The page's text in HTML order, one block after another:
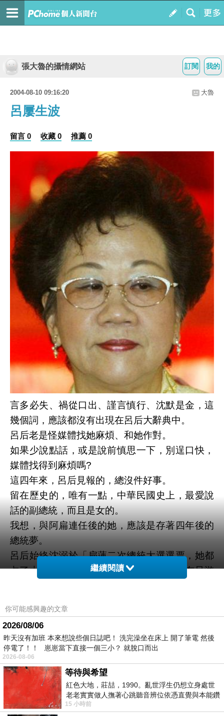
我的
訂閱
張大魯的攝情網站
2004-08-10 09:16:20 大魯
呂屢生波
留言 0 收藏 0 推薦 0
言多必失、禍從口出、謹言慎行、沈默是金，這
幾個詞，應該都沒有出現在呂后大辭典中。
呂后老是怪媒體找她麻煩、和她作對。
如果少說點話，或是說前慎思一下，別逞口快，
媒體找得到麻煩嗎?
這四年來，呂后見報的，總沒件好事。
留在歷史的，唯有一點，中華民國史上，最愛說
話的副總統，而且是女的。
我想，與阿扁連任後的她，應該是存著四年後的
總統夢。
呂后始終沈溺於「扁蓮二次總統大選選票，她都
占了大功勞」。難道她不知扁蓮的民調，在呂游
看到她最近的言談和態度，我只能慶幸，阿扁不
用再選2008了。
學著緊閉嘴巴，是她最學不來的事。
想當總統? 看看許信良吧。
繼續閱讀
你可能感興趣的文章
2026/08/06
昨天沒有加班 本來想說些個日誌吧！ 洗完澡坐在床上 開了筆電 然後
停電了！！ 崽崽當下直接一個三小？ 就脫口而出
2026-08-06
等待與希望
紅色大地，莊喆，1990。亂世浮生仍想立身處世
老老實實做人撫著心跳聽音辨位依憑直覺與本能鑽
向裂隙的亮處探索另一個心聲另一個共鳴的
15 小時前